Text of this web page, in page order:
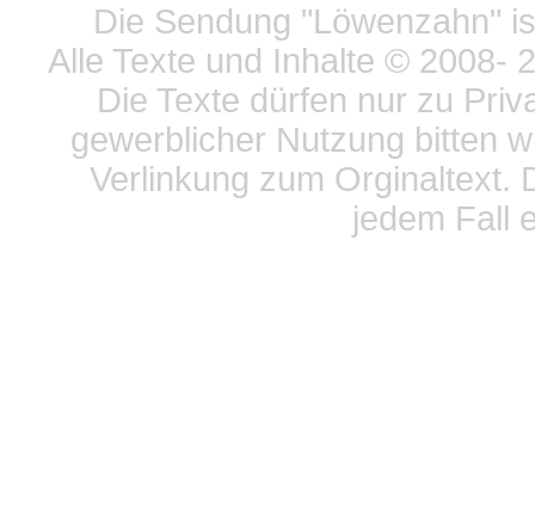
Die Sendung "Löwenzahn"
Alle Texte und Inhalte © 2008-
Die Texte dürfen nur zu
gewerblicher Nutzung bitten
Verlinkung zum Orginaltext.
jedem Fall